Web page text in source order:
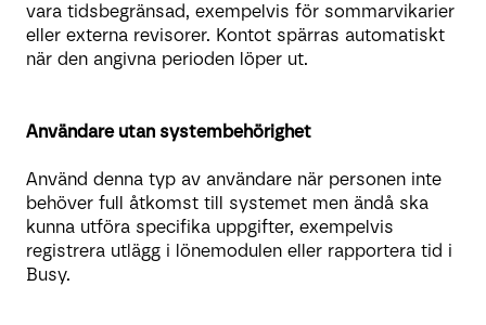
vara tidsbegränsad, exempelvis för sommarvikarier
eller externa revisorer. Kontot spärras automatiskt
när den angivna perioden löper ut.
Användare utan systembehörighet
Använd denna typ av användare när personen inte
behöver full åtkomst till systemet men ändå ska
kunna utföra specifika uppgifter, exempelvis
registrera utlägg i lönemodulen eller rapportera tid i
Busy.